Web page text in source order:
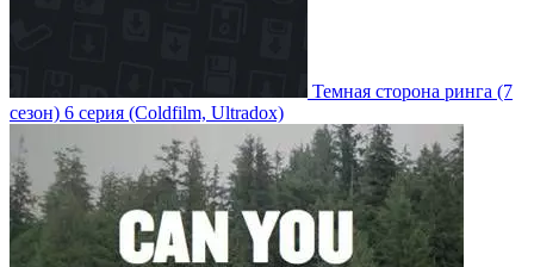
Темная сторона ринга (7
сезон) 6 серия (Coldfilm, Ultradox)